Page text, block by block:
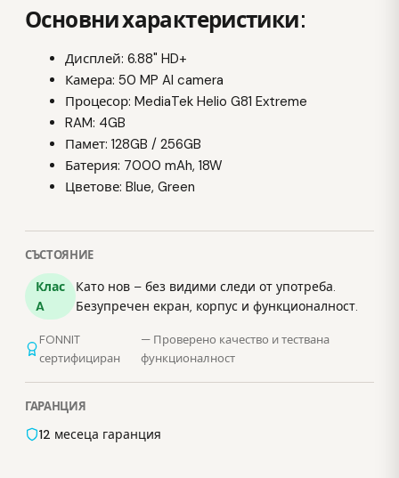
Основни характеристики:
Дисплей: 6.88" HD+
Камера: 50 MP AI camera
Процесор: MediaTek Helio G81 Extreme
RAM: 4GB
Памет: 128GB / 256GB
Батерия: 7000 mAh, 18W
Цветове: Blue, Green
СЪСТОЯНИЕ
Клас
A
Като нов – без видими следи от употреба.
Безупречен екран, корпус и функционалност.
FONNIT
сертифициран
— Проверено качество и тествана
функционалност
ГАРАНЦИЯ
12 месеца гаранция